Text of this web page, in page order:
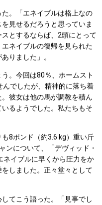
。「エネイブルは格上なの
見せるだろうと思っていま
とするならば、2頭にとって
ネイブルの復帰を見られた
りました」。
。今回は80％、ホームスト
でしたが、精神的に落ち着
彼女は他の馬が調教を積ん
るようでした。私たちもそ
8ポンド（約3.6 kg）重い斤
ンについて、「デヴィッド・
ネイブルに早くから圧力をか
しました。正々堂々として
てこう語った。「見事でし